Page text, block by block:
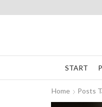
START
Home Posts